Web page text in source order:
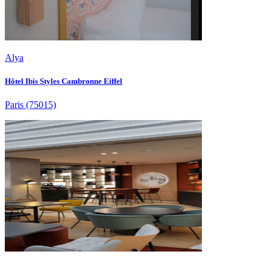
Alya
Hôtel Ibis Styles Cambronne Eiffel
Paris (75015)